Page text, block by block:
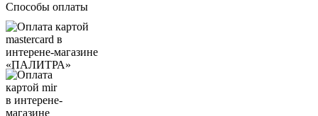
Способы оплаты